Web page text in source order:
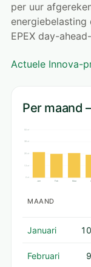
per uur
energiebelasting
EPEX day-
Actuele Innova-
Per maand
50 ct
38 ct
25 ct
13 ct
0 ct
Jan Feb Maa
MAAND
Januari
Februari